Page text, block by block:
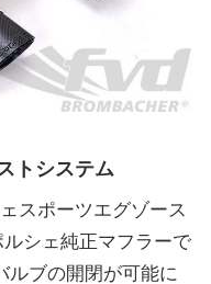
トシステム
スポーツエグゾース
シェ純正マフラーで
ルブの開閉が可能に